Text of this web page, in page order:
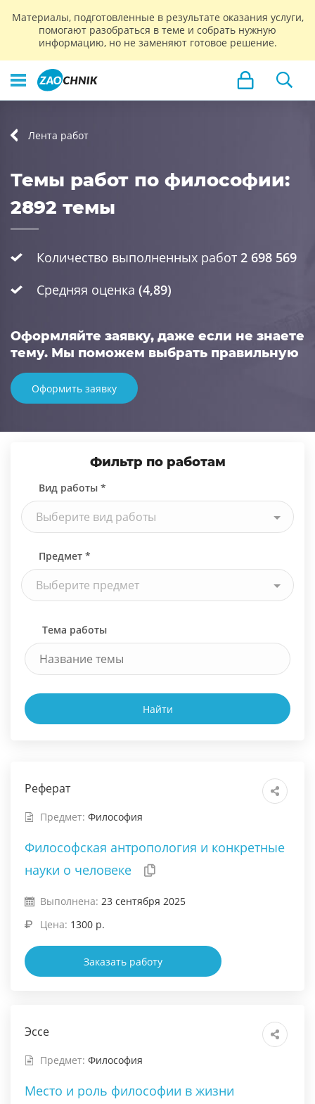
Материалы, подготовленные в результате оказания услуги,
помогают разобраться в теме и собрать нужную
информацию, но не заменяют готовое решение.
Лента работ
Темы работ по философии:
2892 темы
Количество выполненных работ 2 698 569
Средняя оценка (4,89)
Оформляйте заявку, даже если не знаете
тему. Мы поможем выбрать правильную
Оформить заявку
Фильтр по работам
Вид работы *
Выберите вид работы
Предмет *
Выберите предмет
Тема работы
Найти
Реферат
Предмет: Философия
Философская антропология и конкретные
науки о человеке
Выполнена: 23 сентября 2025
Цена: 1300 р.
Заказать работу
Эссе
Предмет: Философия
Место и роль философии в жизни